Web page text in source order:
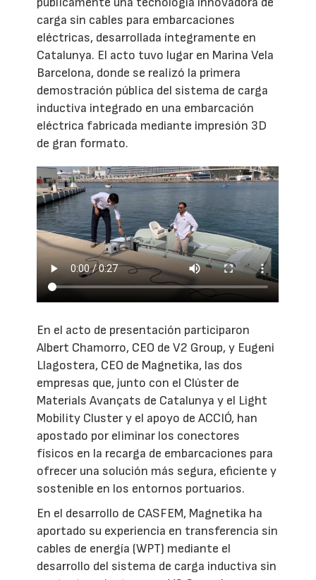
carga sin cables para embarcaciones
eléctricas, desarrollada íntegramente en
Catalunya. El acto tuvo lugar en Marina Vela
Barcelona, donde se realizó la primera
demostración pública del sistema de carga
inductiva integrado en una embarcación
eléctrica fabricada mediante impresión 3D
de gran formato.
En el acto de presentación participaron
Albert Chamorro, CEO de V2 Group, y Eugeni
Llagostera, CEO de Magnetika, las dos
empresas que, junto con el Clúster de
Materials Avançats de Catalunya y el Light
Mobility Cluster y el apoyo de ACCIÓ, han
apostado por eliminar los conectores
físicos en la recarga de embarcaciones para
ofrecer una solución más segura, eficiente y
sostenible en los entornos portuarios.
En el desarrollo de CASFEM, Magnetika ha
aportado su experiencia en transferencia sin
cables de energía (WPT) mediante el
desarrollo del sistema de carga inductiva sin